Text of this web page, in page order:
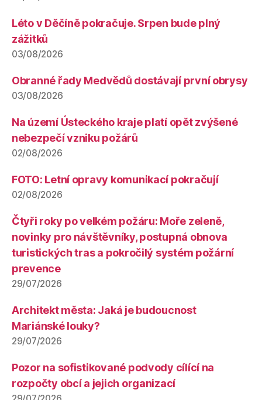
Léto v Děčíně pokračuje. Srpen bude plný
zážitků
03/08/2026
Obranné řady Medvědů dostávají první obrysy
03/08/2026
Na území Ústeckého kraje platí opět zvýšené
nebezpečí vzniku požárů
02/08/2026
FOTO: Letní opravy komunikací pokračují
02/08/2026
Čtyři roky po velkém požáru: Moře zeleně,
novinky pro návštěvníky, postupná obnova
turistických tras a pokročilý systém požární
prevence
29/07/2026
Architekt města: Jaká je budoucnost
Mariánské louky?
29/07/2026
Pozor na sofistikované podvody cílící na
rozpočty obcí a jejich organizací